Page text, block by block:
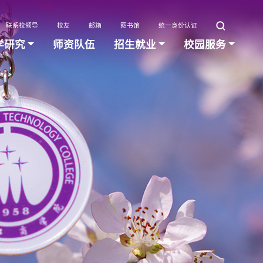
联系校领导 校友 邮箱 图书馆 统一身份认证
研究 师资队伍 招生就业 校园服务